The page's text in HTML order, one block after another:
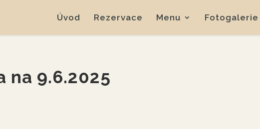
Úvod Rezervace Menu Fotogalerie
na 9.6.2025